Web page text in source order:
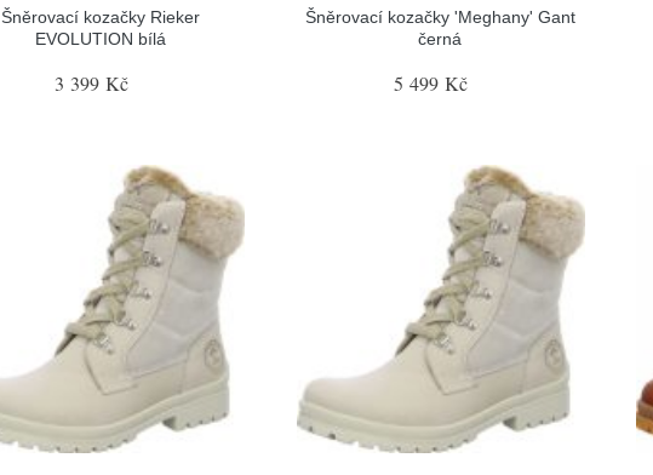
Šněrovací kozačky Rieker
EVOLUTION bílá
3 399 Kč
Šněrovací kozačky 'Meghany' Gant
černá
5 499 Kč